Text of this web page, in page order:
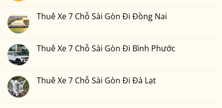
bình
7
Phan
Thuê Xe 7 Chỗ Sài Gòn Đi Đồng Nai
luận
ở
Chỗ
Sài
Thuê Xe 7 Chỗ Sài Gòn Đi Bình Phước
luận
ở
Thuê Xe 7 Chỗ Sài Gòn Đi Đà Lạt